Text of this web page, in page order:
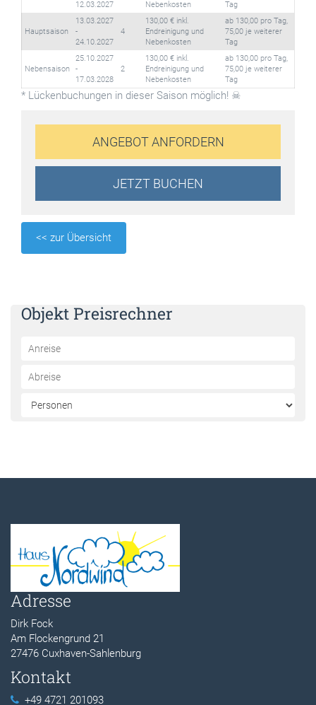
12.03.2027
Nebenkosten
Tag
Hauptsaison
13.03.2027
-
24.10.2027
4
130,00 € inkl.
Endreinigung und
Nebenkosten
ab 130,00 pro Tag,
75,00 je weiterer
Tag
Nebensaison
25.10.2027
-
17.03.2028
2
130,00 € inkl.
Endreinigung und
Nebenkosten
ab 130,00 pro Tag,
75,00 je weiterer
Tag
* Lückenbuchungen in dieser Saison möglich! ☠
ANGEBOT ANFORDERN
JETZT BUCHEN
<< zur Übersicht
Objekt Preisrechner
Adresse
Dirk Fock
Am Flockengrund 21
27476 Cuxhaven-Sahlenburg
Kontakt
+49 4721 201093